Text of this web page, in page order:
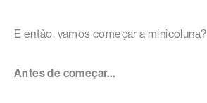
E então, vamos começar a minicoluna?
Antes de começar…